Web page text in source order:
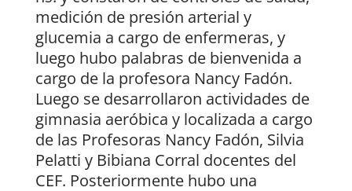
medición de presión arterial y
glucemia a cargo de enfermeras, y
luego hubo palabras de bienvenida a
cargo de la profesora Nancy Fadón.
Luego se desarrollaron actividades de
gimnasia aeróbica y localizada a cargo
de las Profesoras Nancy Fadón, Silvia
Pelatti y Bibiana Corral docentes del
CEF. Posteriormente hubo una